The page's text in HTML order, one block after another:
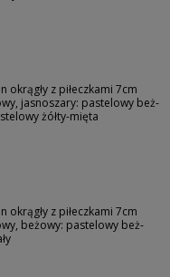
okrągły z piłeczkami 7cm
jasnoszary: pastelowy beż-
żółty-mięta
okrągły z piłeczkami 7cm
beżowy: pastelowy beż-